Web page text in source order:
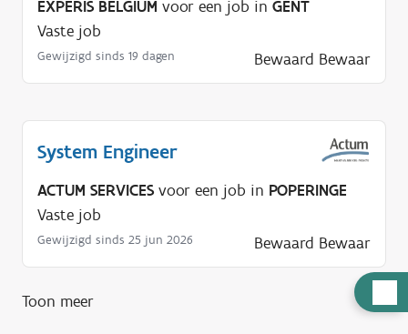
u
EXPERIS BELGIUM voor een job in GENT
Vaste job
Gewijzigd sinds 19 dagen Bewaard Bewaar
System Engineer
ACTUM SERVICES voor een job in POPERINGE
Vaste job
Gewijzigd sinds 25 jun 2026 Bewaard Bewaar
Toon meer